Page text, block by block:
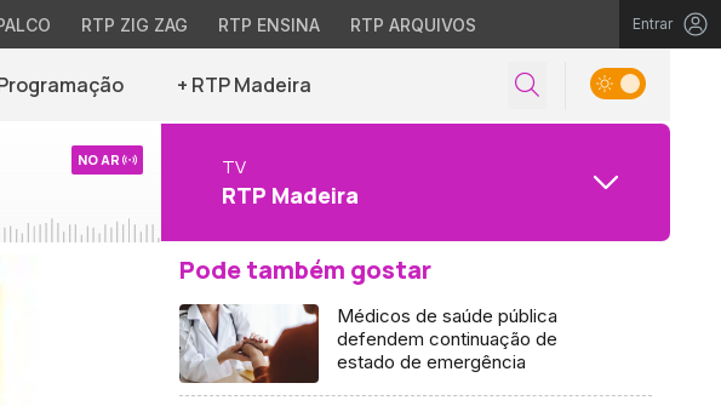
RTP ZIG ZAG RTP ENSINA RTP ARQUIVOS Entrar
+ RTP Madeira
NO AR TV
RTP Madeira
Pode também gostar
Médicos de saúde pública
defendem continuação de
estado de emergência